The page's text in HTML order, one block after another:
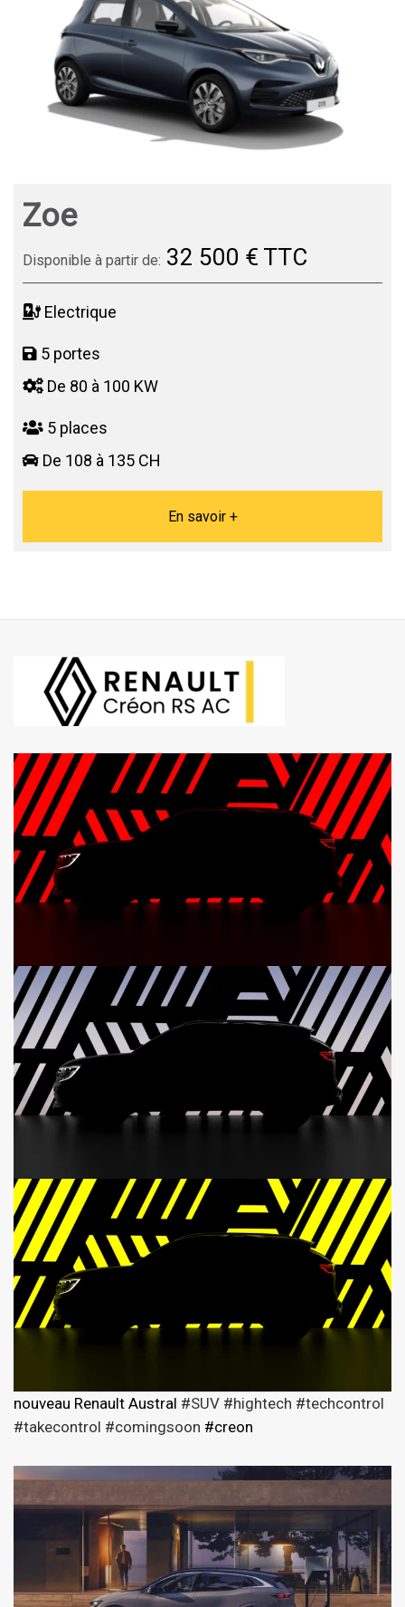
Zoe
Disponible à partir de: 32 500 € TTC
Electrique
5 portes
De 80 à 100 KW
5 places
De 108 à 135 CH
En savoir +
nouveau Renault Austral #SUV #hightech #techcontrol
#takecontrol #comingsoon #creon